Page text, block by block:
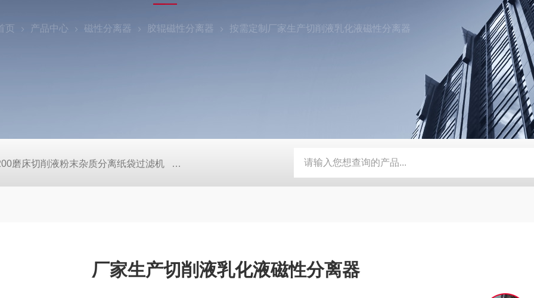
页 产品中心 磁性分离器 胶辊磁性分离器 按需定制厂家生产切削液乳化液磁性分离器
磨床切削液粉末杂质分离纸袋过滤机 定做机床链板式排屑器 定制磨床纸带过滤机 TH磨床切削液铁屑分离磁性分离器
厂家生产切削液乳化液磁性分离器